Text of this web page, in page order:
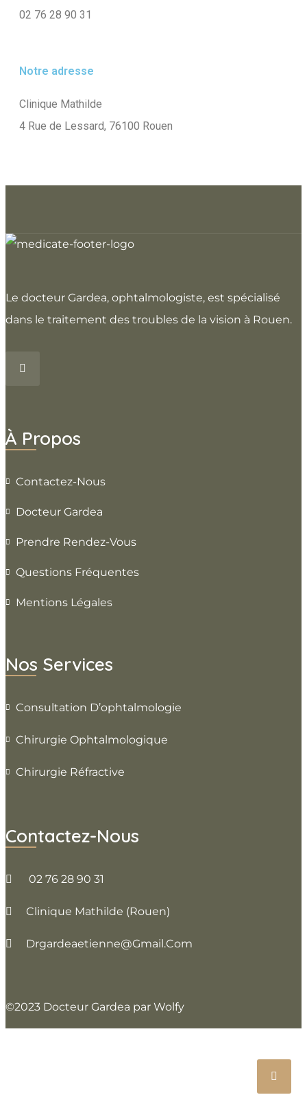
02 76 28 90 31
Notre adresse
Clinique Mathilde
4 Rue de Lessard, 76100 Rouen
Le docteur Gardea, ophtalmologiste, est spécialisé
dans le traitement des troubles de la vision à Rouen.
À Propos
Contactez-Nous
Docteur Gardea
Prendre Rendez-Vous
Questions Fréquentes
Mentions Légales
Nos Services
Consultation D’ophtalmologie
Chirurgie Ophtalmologique
Chirurgie Réfractive
Contactez-Nous
02 76 28 90 31
Clinique Mathilde (Rouen)
Drgardeaetienne@gmail.com
©2023 Docteur Gardea par Wolfy